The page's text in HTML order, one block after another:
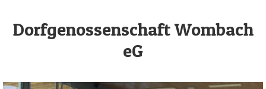
Dorfgenossenschaft Wombach
eG